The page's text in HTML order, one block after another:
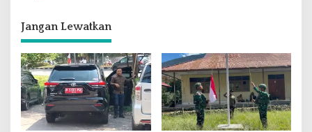
a
s
i
p
o
s
Jangan Lewatkan